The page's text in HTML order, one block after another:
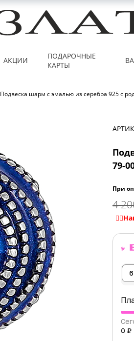
АКЦИИ
ПОДАРОЧНЫЕ
КАРТЫ
Подвеска шарм с эмалью из серебра 925 с
79-
При
4
0 ₽